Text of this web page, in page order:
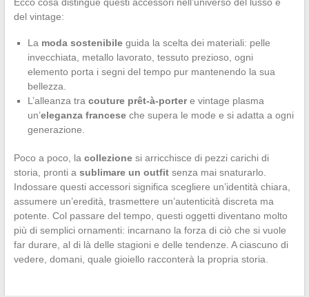
del vintage:
La moda sostenibileguida la scelta dei materiali: pelle
invecchiata, metallo lavorato, tessuto prezioso, ogni
elemento porta i segni del tempo pur mantenendo la sua
bellezza.
L’alleanza tra couture prêt-à-portere vintage plasma
un’eleganza franceseche supera le mode e si adatta a ogni
generazione.
Poco a poco, la collezionesi arricchisce di pezzi carichi di
storia, pronti a sublimare un outfitsenza mai snaturarlo.
Indossare questi accessori significa scegliere un’identità chiara,
assumere un’eredità, trasmettere un’autenticità discreta ma
potente. Col passare del tempo, questi oggetti diventano molto
più di semplici ornamenti: incarnano la forza di ciò che si vuole
far durare, al di là delle stagioni e delle tendenze. A ciascuno di
vedere, domani, quale gioiello racconterà la propria storia.